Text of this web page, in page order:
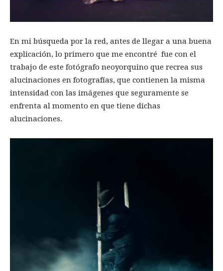
En mi búsqueda por la red, antes de llegar a una buena
explicación, lo primero que me encontré fue con el
trabajo de este fotógrafo neoyorquino que recrea sus
alucinaciones en fotografías, que contienen la misma
intensidad con las imágenes que seguramente se
enfrenta al momento en que tiene dichas
alucinaciones.